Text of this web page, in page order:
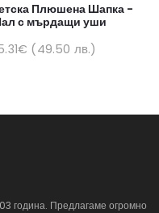
Плюшена Шапка -
с мърдащи уши
(49.50 лв.)
година. Предлагаме огромно